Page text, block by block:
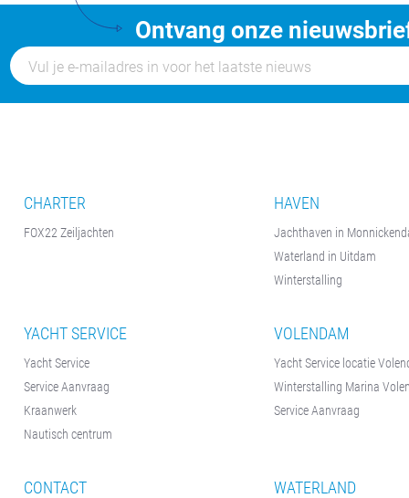
Ontvang onze
CHARTER
FOX22 Zeiljachten
HAVEN
Jachthaven in
Waterland in Uitdam
Winterstalling
YACHT SERVICE
Yacht Service
Service Aanvraag
Kraanwerk
Nautisch centrum
VOLENDAM
Yacht Service locatie
Winterstalling Marina
Service Aanvraag
CONTACT WATERLAND